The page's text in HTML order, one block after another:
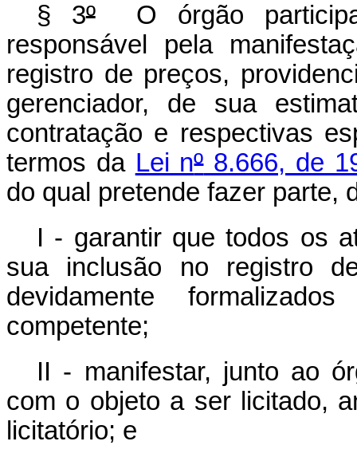
§ 3ºO órgão
responsável pela
registro de preços,
gerenciador, de sua
contratação e respectivas
termos da Lei nº8.666, de
do qual pretende fazer parte,
I - garantir que todos os
sua inclusão no registro
devidamente
competente;
II - manifestar, junto ao
com o objeto a ser licitado,
licitatório; e